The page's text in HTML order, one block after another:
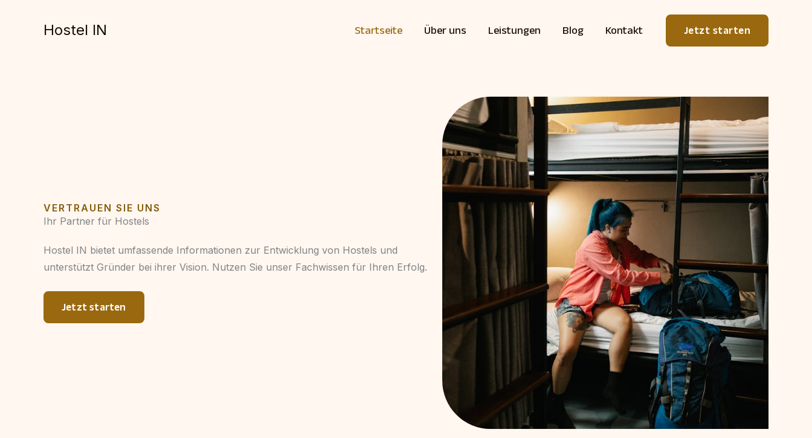
Hostel IN Startseite Über uns Leistungen Blog Kontakt Jetzt starten
VERTRAUEN SIE UNS
Ihr Partner für Hostels
Hostel IN bietet umfassende Informationen zur Entwicklung von Hostels und
unterstützt Gründer bei ihrer Vision. Nutzen Sie unser Fachwissen für Ihren Erfolg.
Jetzt starten